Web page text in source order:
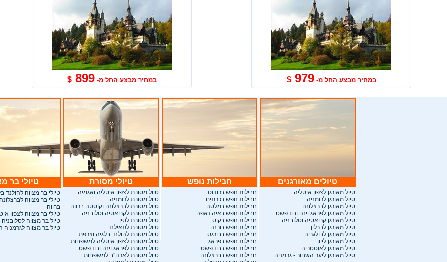
במחיר מבצע החל מ-979
$ במחיר מבצע החל מ-899
$
טיולים מאורגנים
טיול מאורגן לצפון איטליה
טיול מאורגן לרומניה
טיול מאורגן לברצלונה
טיול מאורגן לפראג וינה ובודפשט
טיול מאורגן קרואטיה וסלובניה
טיול מאורגן לברלין
טיול מאורגן לבולגריה
טיול מאורגן ליוון
טיול מאורגן לאוסטריה
טיול מאורגן ליער השחור - גרמניה
חבילות נופש
חבילות נופש ברודוס
חבילות נופש בכרתים
חבילות נופש במלטה
חבילות נופש באיה נאפה
חבילות נופש בקוס
חבילות נופש בורנה
חבילות נופש בבורגס
חבילות נופש בפראג
חבילות נופש בבודפשט
חבילות נופש בברצלונה
טיולי מסורת
טיול מסורת לצפון איטליה ואגמיה
טיול מסורת לרומניה
טיול מסורת לברצלונה וקוסטה ברווה
טיול מסורת לקרואטיה וסלובניה
טיול מסורת לסין
טיול מסורת לתאילנד
טיול מסורת להולנד בלגיה וצרפת
טיול מסורת לצפון איטליה למשפחות
טיול מסורת לפראג וינה ובודפשט
טיול מסורת לארה''ב למשפחות
טיולי בר
טיולי בר מצווה להולנד
טיולי בר מצווה
ברווה
טיולי בר מצווה לצפון
טיול בר מצווה לסלובניה
טיול בר מצווה לגרמניה